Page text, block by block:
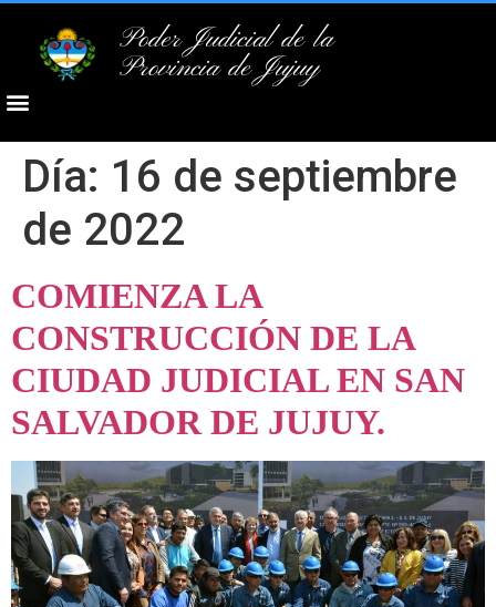
Poder Judicial de la
Provincia de Jujuy
Día: 16 de septiembre
de 2022
COMIENZA LA
CONSTRUCCIÓN DE LA
CIUDAD JUDICIAL EN SAN
SALVADOR DE JUJUY.